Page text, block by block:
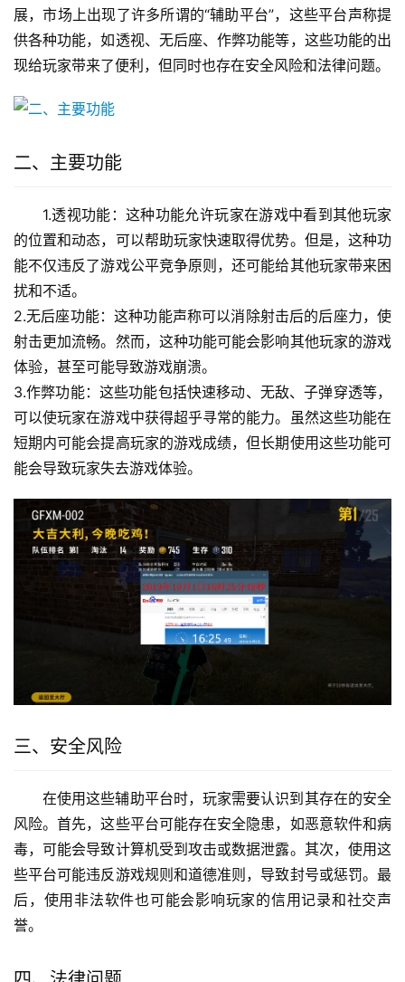
展，市场上出现了许多所谓的“辅助平台”，这些平台声称提
供各种功能，如透视、无后座、作弊功能等，这些功能的出
现给玩家带来了便利，但同时也存在安全风险和法律问题。
二、主要功能
1.透视功能：这种功能允许玩家在游戏中看到其他玩家
的位置和动态，可以帮助玩家快速取得优势。但是，这种功
能不仅违反了游戏公平竞争原则，还可能给其他玩家带来困
扰和不适。
2.无后座功能：这种功能声称可以消除射击后的后座力，使
射击更加流畅。然而，这种功能可能会影响其他玩家的游戏
体验，甚至可能导致游戏崩溃。
3.作弊功能：这些功能包括快速移动、无敌、子弹穿透等，
可以使玩家在游戏中获得超乎寻常的能力。虽然这些功能在
短期内可能会提高玩家的游戏成绩，但长期使用这些功能可
能会导致玩家失去游戏体验。
三、安全风险
在使用这些辅助平台时，玩家需要认识到其存在的安全
风险。首先，这些平台可能存在安全隐患，如恶意软件和病
毒，可能会导致计算机受到攻击或数据泄露。其次，使用这
些平台可能违反游戏规则和道德准则，导致封号或惩罚。最
后，使用非法软件也可能会影响玩家的信用记录和社交声
誉。